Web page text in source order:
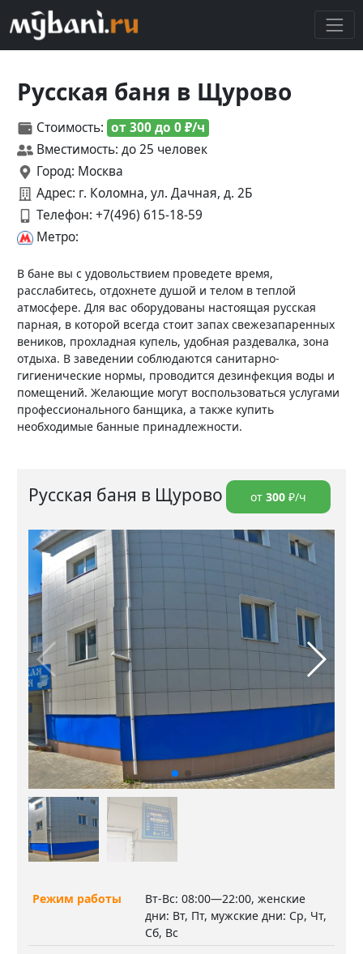
Русская баня в Щурово
Стоимость: от 300 до 0 ₽/ч
Вместимость: до 25 человек
Город: Москва
Адрес: г. Коломна, ул. Дачная, д. 2Б
Телефон: +7(496) 615‑18-59
Метро:
В бане вы с удовольствием проведете время,
расслабитесь, отдохнете душой и телом в теплой
атмосфере. Для вас оборудованы настоящая русская
парная, в которой всегда стоит запах свежезапаренных
веников, прохладная купель, удобная раздевалка, зона
отдыха. В заведении соблюдаются санитарно-
гигиенические нормы, проводится дезинфекция воды и
помещений. Желающие могут воспользоваться услугами
профессионального банщика, а также купить
необходимые банные принадлежности.
Русская баня в Щурово от 300 ₽/ч
Режим работы
Вт-Вс: 08:00—22:00, женские
дни: Вт, Пт, мужские дни: Ср, Чт,
Сб, Вс